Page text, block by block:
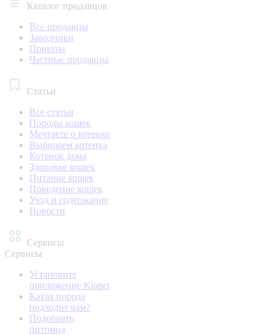
Каталог продавцов
Все продавцы
Заводчики
Приюты
Частные продавцы
Статьи
Все статьи
Породы кошек
Мечтаете о котенке
Выбираем котенка
Котенок дома
Здоровье кошек
Питание кошек
Поведение кошек
Уход и содержание
Новости
Сервисы
Сервисы
Установите
приложение Kinpet
Какая порода
подходит вам?
Подобрать
питомца